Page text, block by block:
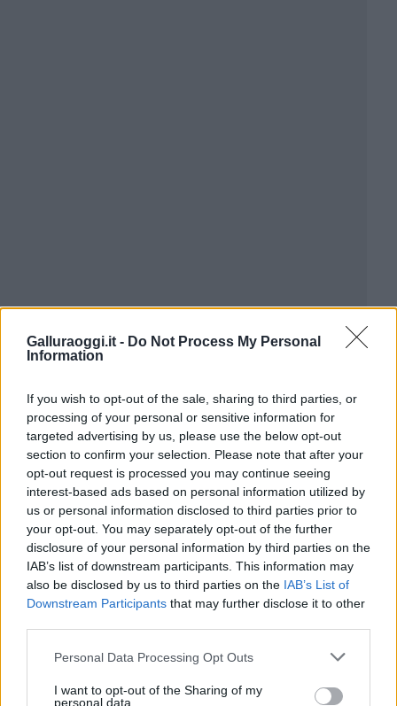
Galluraoggi.it - Do Not Process My Personal
Information
If you wish to opt-out of the sale, sharing to third parties, or
processing of your personal or sensitive information for
targeted advertising by us, please use the below opt-out
section to confirm your selection. Please note that after your
opt-out request is processed you may continue seeing
interest-based ads based on personal information utilized by
us or personal information disclosed to third parties prior to
your opt-out. You may separately opt-out of the further
disclosure of your personal information by third parties on the
IAB’s list of downstream participants. This information may
also be disclosed by us to third parties on the IAB’s List of
Downstream Participants that may further disclose it to other
Please note that this website/app uses one or more Google
not limited to your visit or usage behaviour. You may click to
Personal Data Processing Opt Outs
I want to opt-out of the Sharing of my
personal data.